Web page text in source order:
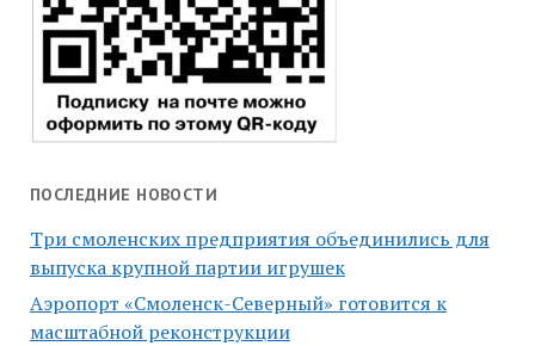
ПОСЛЕДНИЕ НОВОСТИ
Три смоленских предприятия объединились для
выпуска крупной партии игрушек
Аэропорт «Смоленск-Северный» готовится к
масштабной реконструкции